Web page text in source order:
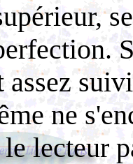
ne
lecteur